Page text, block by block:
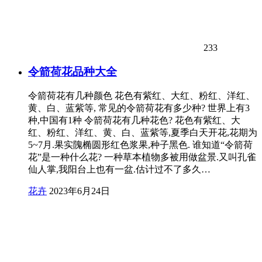
233
令箭荷花品种大全
令箭荷花有几种颜色 花色有紫红、大红、粉红、洋红、
黄、白、蓝紫等, 常见的令箭荷花有多少种? 世界上有3
种,中国有1种 令箭荷花有几种花色? 花色有紫红、大
红、粉红、洋红、黄、白、蓝紫等,夏季白天开花,花期为
5~7月.果实隗椭圆形红色浆果,种子黑色. 谁知道“令箭荷
花”是一种什么花? 一种草本植物多被用做盆景.又叫孔雀
仙人掌,我阳台上也有一盆.估计过不了多久…
花卉 2023年6月24日